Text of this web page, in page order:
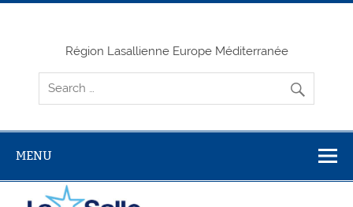
Skip
Région Lasallienne Europe Méditerranée
MENU